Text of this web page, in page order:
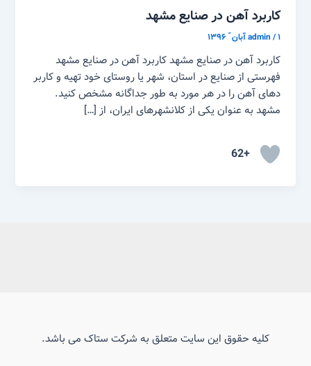
کاربرد آهن در صنایع مشهد
admin/۱ آبان ّ ۱۳۹۶
کاربرد آهن در صنایع مشهد کاربرد آهن در صنایع مشهد
فهرستی از صنایع در استان، شهر یا روستای خود تهیه و کاربر
دهای آهن را در هر مورد به طور جداگانه مشخص کنید.
مشهد به عنوان یکی از کلانشهرهای ایران، از […]
+62
کلیه حقوق این سایت متعلق به شرکت ستاک می باشد.